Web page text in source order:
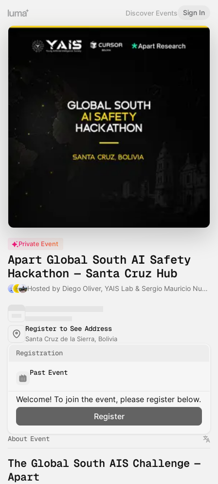
Discover Events Sign In
Private Event
Apart Global South AI Safety
Hackathon — Santa Cruz Hub
Hosted by Diego Oliver, YAIS Lab & Sergio Mauricio Nuñez
Register to See Address
Santa Cruz de la Sierra, Bolivia
Registration
Past Event
Welcome! To join the event, please register below.
Register
About Event
The Global South AIS Challenge —
Apart